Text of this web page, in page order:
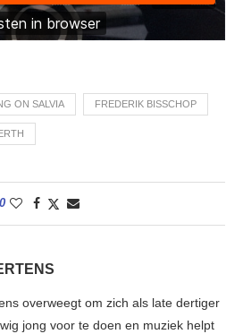
ON SALVIA FREDERIK BISSCHOP
0
overweegt om zich als late dertiger
jong voor te doen en muziek helpt